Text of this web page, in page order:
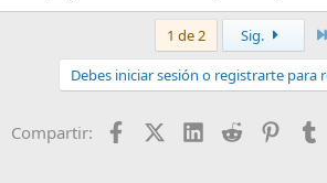
1 de 2 Sig.
Debes iniciar sesión o registrarte para
Compartir: FacebookX (Twitter)
LinkedIn
Reddit